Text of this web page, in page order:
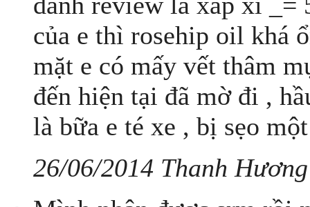
của e thì rosehip oil khá
mặt e có mấy vết thâm
đến hiện tại đã mờ đi ,
là bữa e té xe , bị sẹo
26/06/2014 Thanh Hương